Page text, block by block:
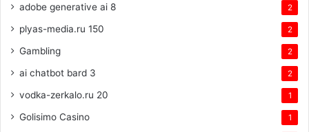
adobe generative ai 8 2
plyas-media.ru 150 2
Gambling 2
ai chatbot bard 3 2
vodka-zerkalo.ru 20 1
Golisimo Casino 1